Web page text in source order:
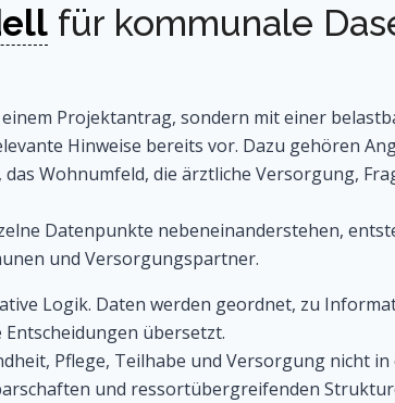
für kommunale
Projektantrag, sondern mit einer
Hinweise bereits vor. Dazu gehören
Wohnumfeld, die ärztliche Versorgung,
Datenpunkte nebeneinanderstehen,
und Versorgungspartner.
Logik. Daten werden geordnet, zu
übersetzt.
Pflege, Teilhabe und Versorgung nicht
und ressortübergreifenden